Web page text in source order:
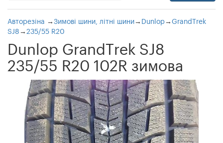
Авторезіна → Зимові шини, літні шини→ Dunlop → GrandTrek
SJ8 → 235/55 R20
Dunlop GrandTrek SJ8
235/55 R20 102R зимова